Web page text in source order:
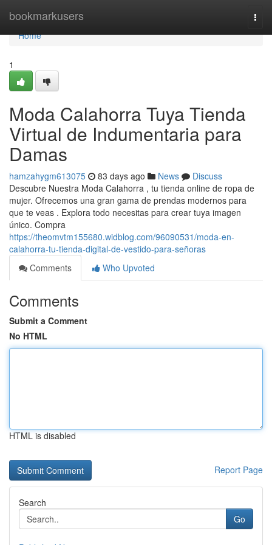
bookmarkusers
Home
Home
1
Moda Calahorra Tuya Tienda
Virtual de Indumentaria para
Damas
hamzahygm613075 83 days ago News
Discuss
Descubre Nuestra Moda Calahorra , tu tienda online de ropa de
mujer. Ofrecemos una gran gama de prendas modernos para
que te veas . Explora todo necesitas para crear tuya imagen
único. Compra
https://theomvtm155680.widblog.com/96090531/moda-en-
calahorra-tu-tienda-digital-de-vestido-para-señoras
Comments
Who Upvoted
Comments
Submit a Comment
No HTML
HTML is disabled
Report Page
Search
Go